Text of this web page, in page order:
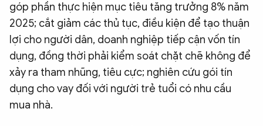
góp phần thực hiện mục tiêu tăng trưởng 8% năm
2025; cắt giảm các thủ tục, điều kiện để tạo thuận
lợi cho người dân, doanh nghiệp tiếp cận vốn tín
dụng, đồng thời phải kiểm soát chặt chẽ không để
xảy ra tham nhũng, tiêu cực; nghiên cứu gói tín
dụng cho vay đối với người trẻ tuổi có nhu cầu
mua nhà.